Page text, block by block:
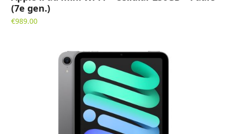
(7e gen.)
€989.00